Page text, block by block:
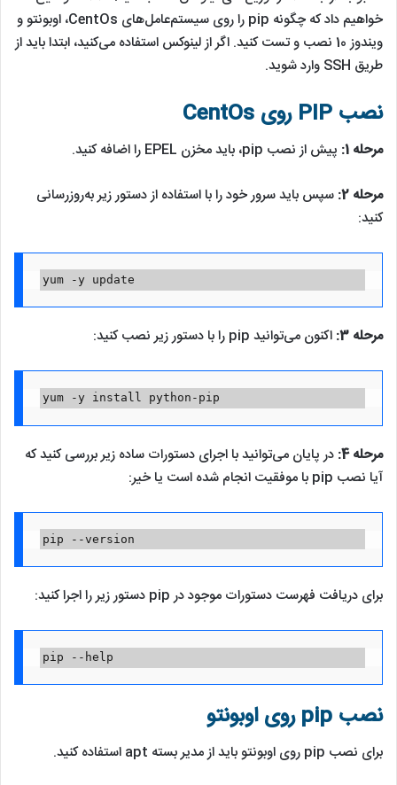
خواهیم داد که چگونه pip را روی سیستم‌عامل‌های CentOs، اوبونتو و
ویندوز 10 نصب و تست کنید. اگر از لینوکس استفاده می‌کنید، ابتدا باید از
طریق SSH وارد شوید.
نصب PIP روی CentOs
مرحله 1: پیش از نصب pip، باید مخزن EPEL را اضافه کنید.
مرحله 2:
سپس باید سرور خود را با استفاده از دستور زیر به‌روزرسانی
کنید:
yum -y update
مرحله 3: اکنون می‌توانید pip را با دستور زیر نصب کنید:
yum -y install python-pip
مرحله 4:
در پایان می‌توانید با اجرای دستورات ساده زیر بررسی کنید که
آیا نصب pip با موفقیت انجام شده است یا خیر:
pip --version
برای دریافت فهرست دستورات موجود در pip دستور زیر را اجرا کنید:
pip --help
نصب pip روی اوبونتو
برای نصب pip روی اوبونتو باید از مدیر بسته apt استفاده کنید.